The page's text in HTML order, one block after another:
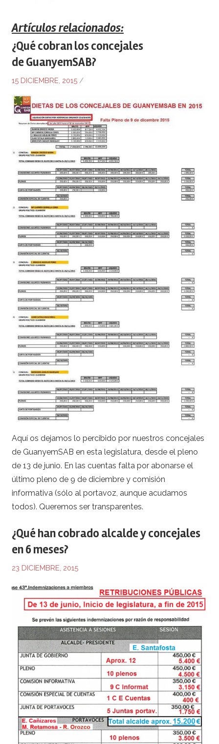
Artículos relacionados:
¿Qué cobran los concejales
de GuanyemSAB?
15 DICIEMBRE, 2015 /
Aquí os dejamos lo percibido por nuestros concejales
de GuanyemSAB en esta legislatura, desde el pleno
de 13 de junio. En las cuentas falta por abonarse el
último pleno de 9 de diciembre y comisión
informativa (sólo al portavoz, aunque acudamos
todos). Queremos ser transparentes.
¿Qué han cobrado alcalde y concejales
en 6 meses?
23 DICIEMBRE, 2015